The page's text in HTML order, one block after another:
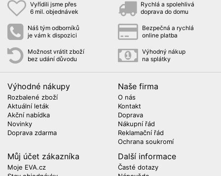
Vyřídili jsme přes
6 mil. objednávek
Rychlá a spolehlivá
doprava do domu
Náš tým odborníků
je vám k dispozici
Bezpečná a rychlá
online platba
Možnost vrátit zboží
bez udání důvodu
Výhodný nákup
na splátky
Výhodné nákupy
Rozbalené zboží
Aktuální leták
Akční nabídka
Novinky
Doprava zdarma
Naše firma
O nás
Kontakt
Doprava
Nákupní řád
Reklamační řád
Ochrana soukromí
Můj účet zákazníka
Moje EVA.cz
Další informace
Časté dotazy